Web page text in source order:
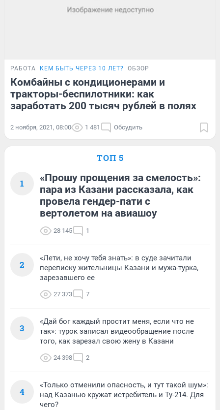
РАБОТА КЕМ БЫТЬ ЧЕРЕЗ 10 ЛЕТ? ОБЗОР
Комбайны с кондиционерами и
тракторы-беспилотники: как
заработать 200 тысяч рублей в полях
2 ноября, 2021, 08:00 1 481 Обсудить
ТОП 5
1
«Прошу прощения за смелость»:
пара из Казани рассказала, как
провела гендер-пати с
вертолетом на авиашоу
28 145 1
2
«Лети, не хочу тебя знать»: в суде зачитали
переписку жительницы Казани и мужа-турка,
зарезавшего ее
27 373 7
3
«Дай бог каждый простит меня, если что не
так»: турок записал видеообращение после
того, как зарезал свою жену в Казани
24 398 2
4
«Только отменили опасность, и тут такой шум»:
над Казанью кружат истребитель и Ту-214. Для
чего?